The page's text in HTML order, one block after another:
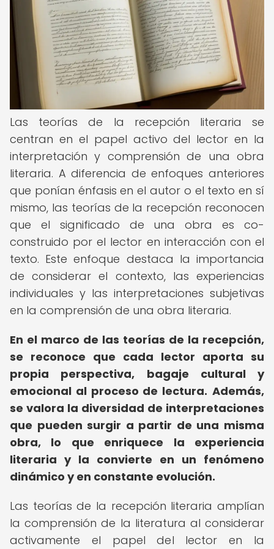
Las teorías de la recepción literaria se
centran en el papel activo del lector en la
interpretación y comprensión de una obra
literaria. A diferencia de enfoques anteriores
que ponían énfasis en el autor o el texto en sí
mismo, las teorías de la recepción reconocen
que el significado de una obra es co-
construido por el lector en interacción con el
texto. Este enfoque destaca la importancia
de considerar el contexto, las experiencias
individuales y las interpretaciones subjetivas
en la comprensión de una obra literaria.
En el marco de las teorías de la recepción,
se reconoce que cada lector aporta su
propia perspectiva, bagaje cultural y
emocional al proceso de lectura. Además,
se valora la diversidad de interpretaciones
que pueden surgir a partir de una misma
obra, lo que enriquece la experiencia
literaria y la convierte en un fenómeno
dinámico y en constante evolución.
Las teorías de la recepción literaria amplían
la comprensión de la literatura al considerar
activamente el papel del lector en la